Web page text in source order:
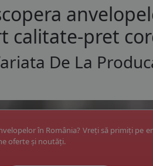
calitate-pret
De La
în România? Vreți să primiți pe
oferte și noutăți.